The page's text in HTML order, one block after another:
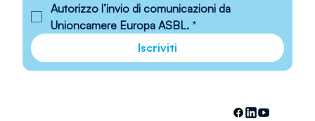
Autorizzo l’invio di comunicazioni da
Unioncamere Europa ASBL. *
Iscriviti